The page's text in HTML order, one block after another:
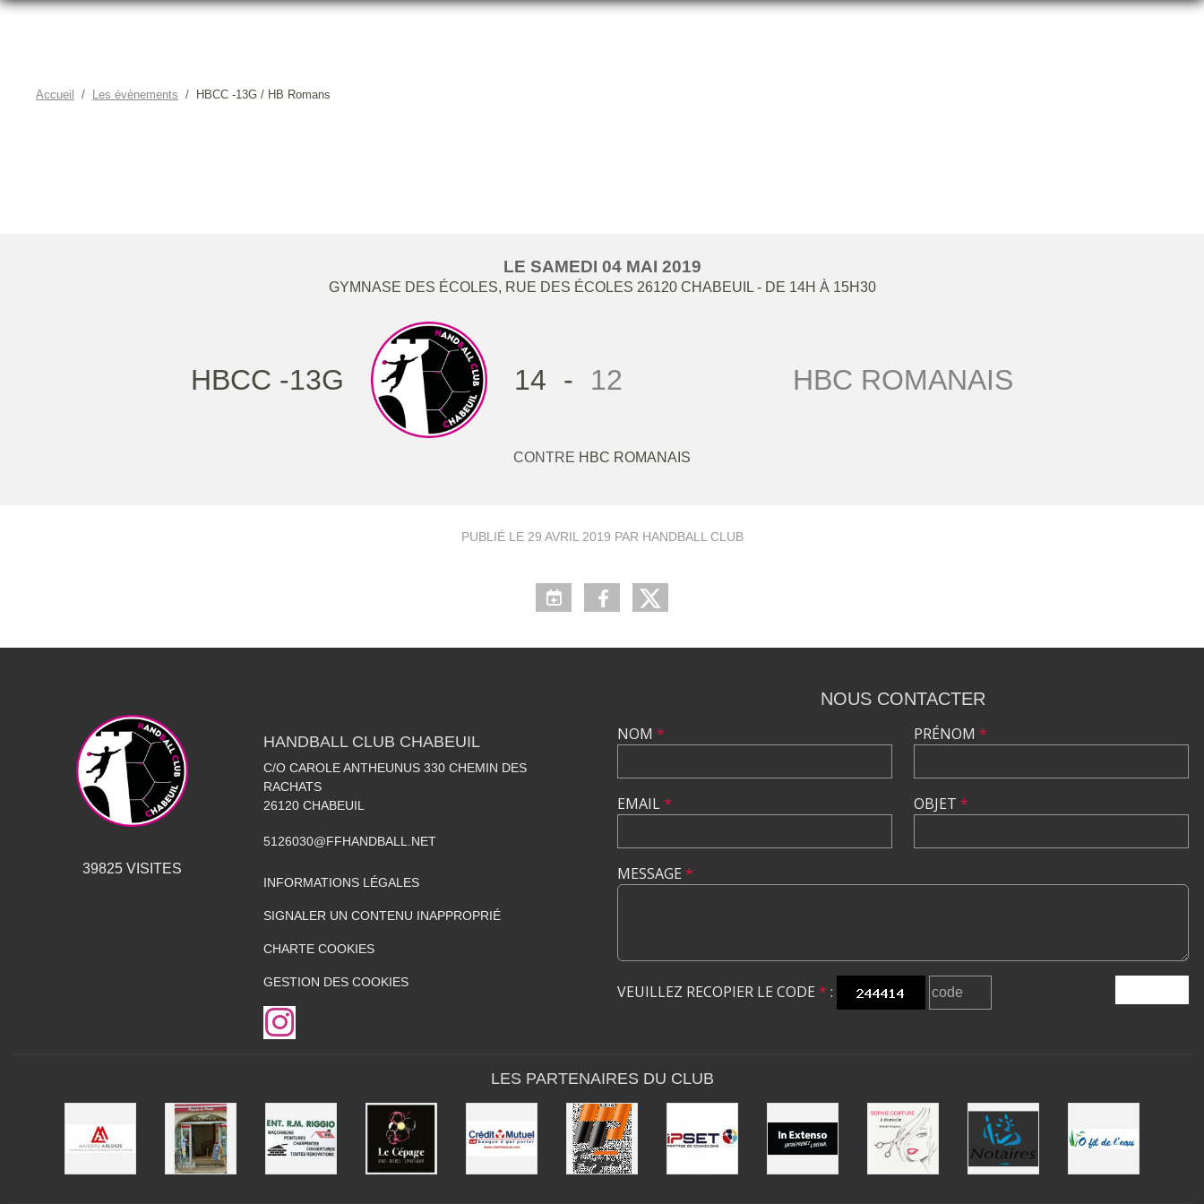
Accueil Les évènements HBCC -13G / HB Romans
LE SAMEDI 04 MAI 2019
GYMNASE DES ÉCOLES, RUE DES ÉCOLES 26120 CHABEUIL - DE 14H À 15H30
HBCC -13G 14 - 12 HBC ROMANAIS
CONTRE HBC ROMANAIS
PUBLIÉ LE 29 AVRIL 2019 PAR HANDBALL CLUB
39825VISITES
HANDBALL CLUB CHABEUIL
C/O CAROLE ANTHEUNUS 330 CHEMIN DES
RACHATS
26120 CHABEUIL
5126030@FFHANDBALL.NET
INFORMATIONS LÉGALES
SIGNALER UN CONTENU INAPPROPRIÉ
CHARTE COOKIES
GESTION DES COOKIES
NOUS CONTACTER
NOM *
EMAIL*
PRÉNOM *
OBJET *
MESSAGE *
VEUILLEZ RECOPIER LE CODE * :
LES PARTENAIRES DU CLUB